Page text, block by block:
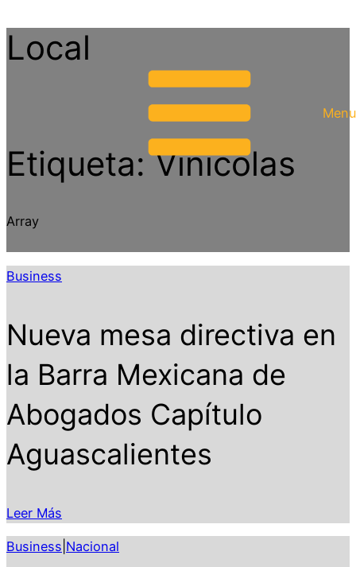
Menu
Local
Etiqueta:Vinícolas
Array
Business
Nueva mesa directiva en
la Barra Mexicana de
Abogados Capítulo
Aguascalientes
Leer Más
Business Nacional